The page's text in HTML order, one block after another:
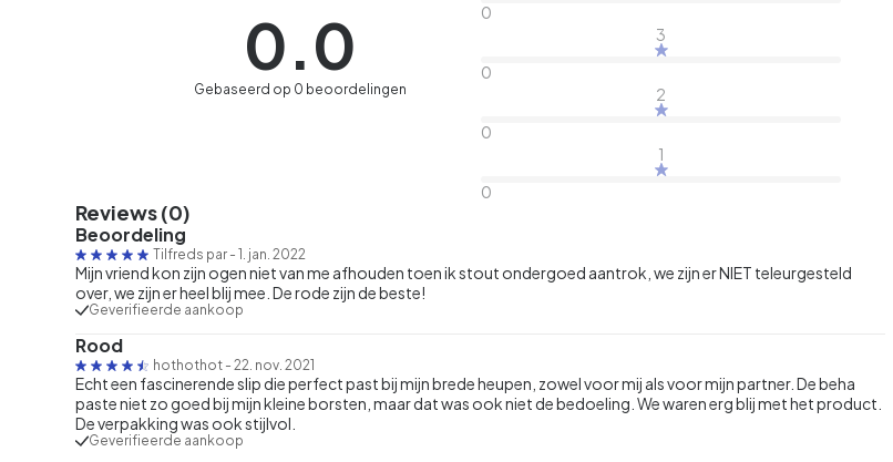
0.0
Gebaseerd op 0 beoordelingen
0
3
0
2
0
1
0
Reviews (0)
Beoordeling
Tilfreds par - 1. jan. 2022
Mijn vriend kon zijn ogen niet van me afhouden toen ik stout ondergoed aantrok, we zijn er NIET teleurgesteld
over, we zijn er heel blij mee. De rode zijn de beste!
Geverifieerde aankoop
Rood
hothothot - 22. nov. 2021
Echt een fascinerende slip die perfect past bij mijn brede heupen, zowel voor mij als voor mijn partner. De beha
paste niet zo goed bij mijn kleine borsten, maar dat was ook niet de bedoeling. We waren erg blij met het product.
De verpakking was ook stijlvol.
Geverifieerde aankoop